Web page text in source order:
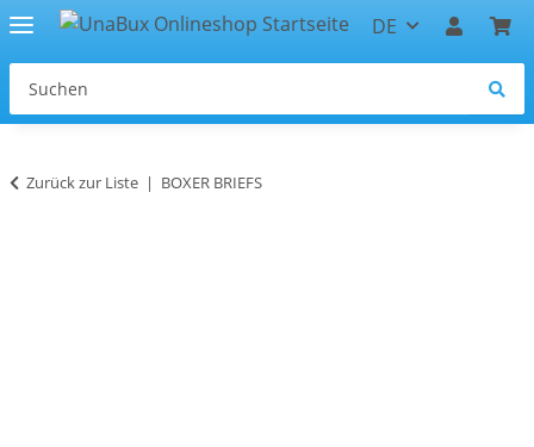
DE
Zurück zur Liste BOXER BRIEFS